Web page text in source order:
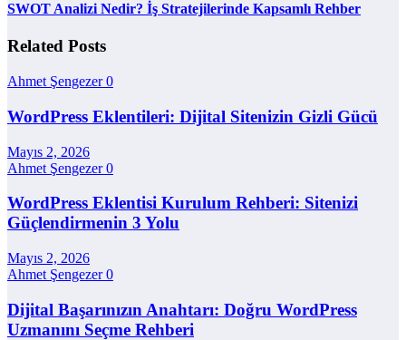
SWOT Analizi Nedir? İş Stratejilerinde Kapsamlı Rehber
Related Posts
Ahmet Şengezer0
WordPress Eklentileri: Dijital Sitenizin Gizli Gücü
Mayıs 2, 2026
Ahmet Şengezer0
WordPress Eklentisi Kurulum Rehberi: Sitenizi
Güçlendirmenin 3 Yolu
Mayıs 2, 2026
Ahmet Şengezer0
Dijital Başarınızın Anahtarı: Doğru WordPress
Uzmanını Seçme Rehberi